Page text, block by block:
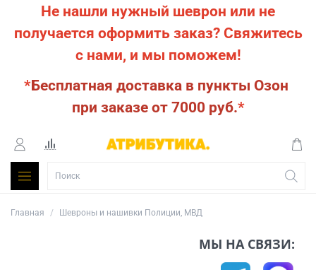
Не нашли нужный шеврон или не
получается оформить заказ? Свяжитесь
с нами, и мы поможем!
*Бесплатная доставка в пункты Озон
при заказе от 7000 руб.*
Главная Шевроны и нашивки Полиции, МВД
МЫ НА СВЯЗИ: